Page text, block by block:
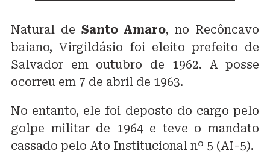
Natural de Santo Amaro, no Recôncavo
baiano, Virgildásio foi eleito prefeito de
Salvador em outubro de 1962. A posse
ocorreu em 7 de abril de 1963.
No entanto, ele foi deposto do cargo pelo
golpe militar de 1964 e teve o mandato
cassado pelo Ato Institucional nº 5 (AI-5).